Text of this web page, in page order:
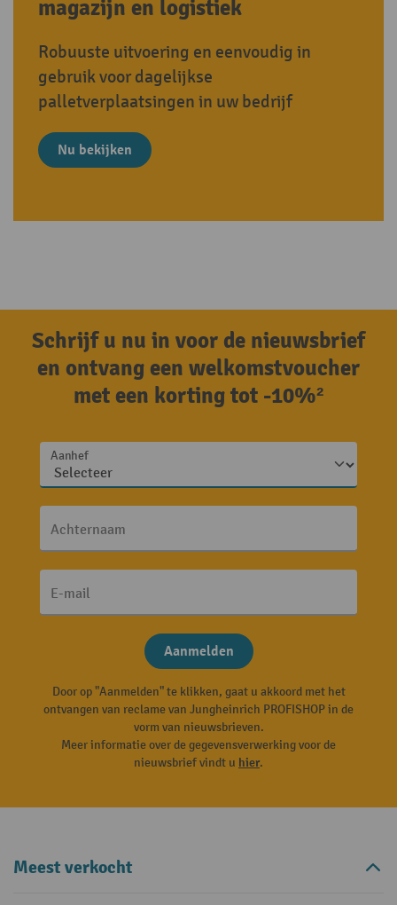
magazijn en logistiek
Robuuste uitvoering en eenvoudig in
gebruik voor dagelijkse
palletverplaatsingen in uw bedrijf
Nu bekijken
Schrijf u nu in voor de nieuwsbrief
en ontvang een welkomstvoucher
met een korting tot -10%²
Aanhef
Achternaam
E-mail
Aanmelden
Door op "Aanmelden" te klikken, gaat u akkoord met het
ontvangen van reclame van Jungheinrich PROFISHOP in de
vorm van nieuwsbrieven.
Meer informatie over de gegevensverwerking voor de
nieuwsbrief vindt u hier.
Meest verkocht